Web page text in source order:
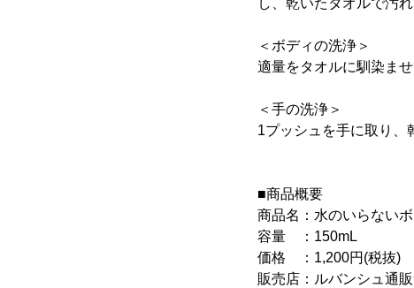
し、乾いたタオルで汚
＜ボディの洗浄＞
適量をタオルに馴染ま
＜手の洗浄＞
1プッシュを手に取り、
■商品概要
商品名：水のいらない
容量 ：150mL
価格 ：1,200円(税抜)
販売店：ルバンシュ通